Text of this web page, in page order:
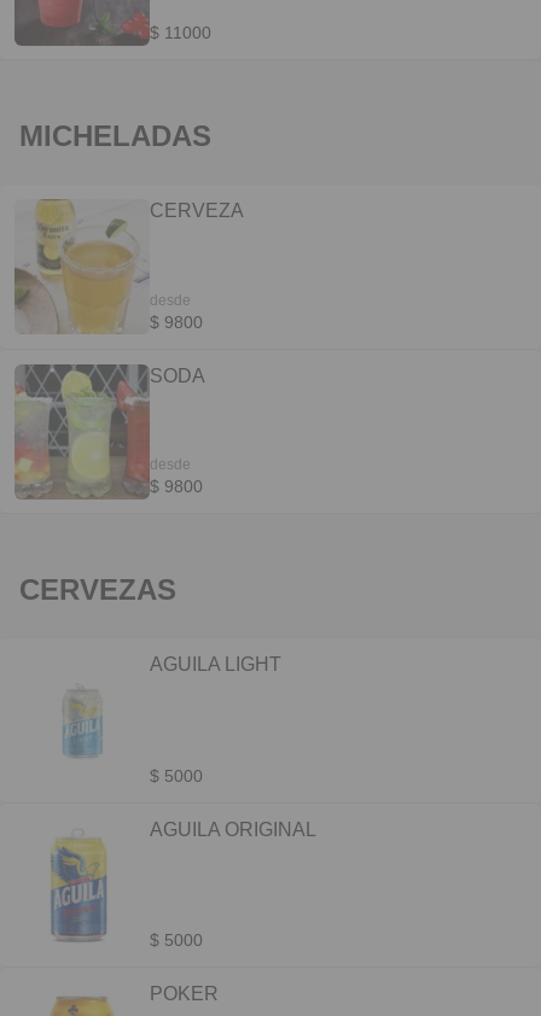
$ 11000
MICHELADAS
CERVEZA
desde
$ 9800
SODA
desde
$ 9800
CERVEZAS
AGUILA LIGHT
$ 5000
AGUILA ORIGINAL
$ 5000
POKER